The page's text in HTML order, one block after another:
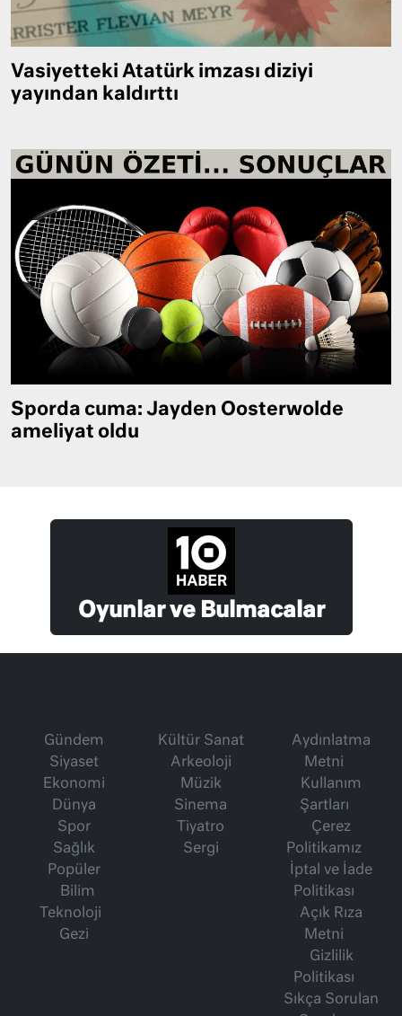
Vasiyetteki Atatürk imzası diziyi
yayından kaldırttı
Sporda cuma: Jayden Oosterwolde
ameliyat oldu
Oyunlar ve Bulmacalar
Gündem
Siyaset
Ekonomi
Dünya
Spor
Sağlık
Popüler
Bilim
Teknoloji
Gezi
Kültür Sanat
Arkeoloji
Müzik
Sinema
Tiyatro
Sergi
Aydınlatma
Metni
Kullanım
Şartları
Çerez
Politikamız
İptal ve İade
Politikası
Açık Rıza
Metni
Gizlilik
Politikası
Sıkça Sorulan